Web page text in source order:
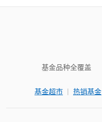
基金品种全覆盖
基金超市 | 热销基金